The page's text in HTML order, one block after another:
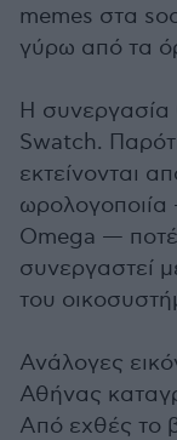
memes στα
γύρω από τα
Η συνεργασία
Swatch.
εκτείνονται
Omega — ποτέ
συνεργαστεί
του
Ανάλογες
Αθήνας
Από εχθές το